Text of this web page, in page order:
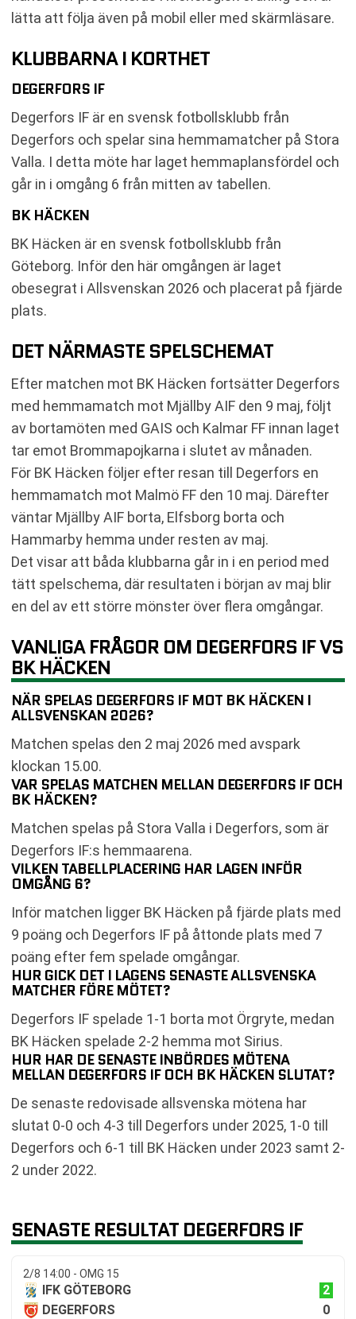
lätta att följa även på mobil eller med skärmläsare.
KLUBBARNA I KORTHET
DEGERFORS IF
Degerfors IF är en svensk fotbollsklubb från
Degerfors och spelar sina hemmamatcher på Stora
Valla. I detta möte har laget hemmaplansfördel och
går in i omgång 6 från mitten av tabellen.
BK HÄCKEN
BK Häcken är en svensk fotbollsklubb från
Göteborg. Inför den här omgången är laget
obesegrat i Allsvenskan 2026 och placerat på fjärde
plats.
DET NÄRMASTE SPELSCHEMAT
Efter matchen mot BK Häcken fortsätter Degerfors
med hemmamatch mot Mjällby AIF den 9 maj, följt
av bortamöten med GAIS och Kalmar FF innan laget
tar emot Brommapojkarna i slutet av månaden.
För BK Häcken följer efter resan till Degerfors en
hemmamatch mot Malmö FF den 10 maj. Därefter
väntar Mjällby AIF borta, Elfsborg borta och
Hammarby hemma under resten av maj.
Det visar att båda klubbarna går in i en period med
tätt spelschema, där resultaten i början av maj blir
en del av ett större mönster över flera omgångar.
VANLIGA FRÅGOR OM DEGERFORS IF VS
BK HÄCKEN
NÄR SPELAS DEGERFORS IF MOT BK HÄCKEN I
ALLSVENSKAN 2026?
Matchen spelas den 2 maj 2026 med avspark
klockan 15.00.
VAR SPELAS MATCHEN MELLAN DEGERFORS IF OCH
BK HÄCKEN?
Matchen spelas på Stora Valla i Degerfors, som är
Degerfors IF:s hemmaarena.
VILKEN TABELLPLACERING HAR LAGEN INFÖR
OMGÅNG 6?
Inför matchen ligger BK Häcken på fjärde plats med
9 poäng och Degerfors IF på åttonde plats med 7
poäng efter fem spelade omgångar.
HUR GICK DET I LAGENS SENASTE ALLSVENSKA
MATCHER FÖRE MÖTET?
Degerfors IF spelade 1-1 borta mot Örgryte, medan
BK Häcken spelade 2-2 hemma mot Sirius.
HUR HAR DE SENASTE INBÖRDES MÖTENA
MELLAN DEGERFORS IF OCH BK HÄCKEN SLUTAT?
De senaste redovisade allsvenska mötena har
slutat 0-0 och 4-3 till Degerfors under 2025, 1-0 till
Degerfors och 6-1 till BK Häcken under 2023 samt 2-
2 under 2022.
SENASTE RESULTAT DEGERFORS IF
2/8 14:00 - OMG 15
IFK GÖTEBORG
2
DEGERFORS
0